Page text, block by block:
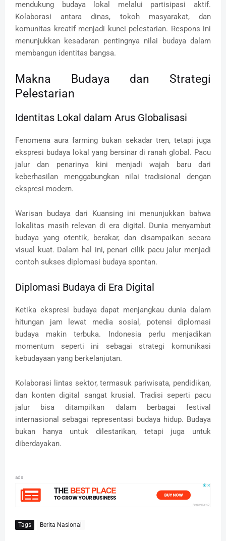
mendukung budaya lokal melalui partisipasi aktif.
Kolaborasi antara dinas, tokoh masyarakat, dan
komunitas kreatif menjadi kunci pelestarian. Respons ini
menunjukkan kesadaran pentingnya nilai budaya dalam
membangun identitas bangsa.
Makna Budaya dan Strategi
Pelestarian
Identitas Lokal dalam Arus Globalisasi
Fenomena aura farming bukan sekadar tren, tetapi juga
ekspresi budaya lokal yang bersinar di ranah global. Pacu
jalur dan penarinya kini menjadi wajah baru dari
keberhasilan menggabungkan nilai tradisional dengan
ekspresi modern.
Warisan budaya dari Kuansing ini menunjukkan bahwa
lokalitas masih relevan di era digital. Dunia menyambut
budaya yang otentik, berakar, dan disampaikan secara
visual kuat. Dalam hal ini, penari cilik pacu jalur menjadi
contoh sukses diplomasi budaya spontan.
Diplomasi Budaya di Era Digital
Ketika ekspresi budaya dapat menjangkau dunia dalam
hitungan jam lewat media sosial, potensi diplomasi
budaya makin terbuka. Indonesia perlu menjadikan
momentum seperti ini sebagai strategi komunikasi
kebudayaan yang berkelanjutan.
Kolaborasi lintas sektor, termasuk pariwisata, pendidikan,
dan konten digital sangat krusial. Tradisi seperti pacu
jalur bisa ditampilkan dalam berbagai festival
internasional sebagai representasi budaya hidup. Budaya
bukan hanya untuk dilestarikan, tetapi juga untuk
diberdayakan.
ads
Tags Berita Nasional